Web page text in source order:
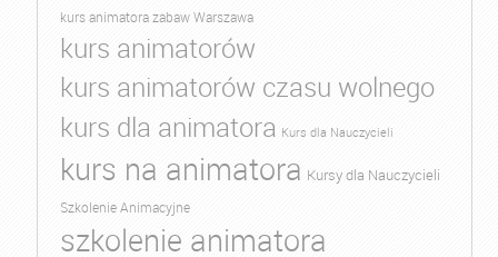
kurs animatora zabaw Warszawa
kurs animatorów
kurs animatorów czasu wolnego
kurs dla animatora Kurs dla Nauczycieli
kurs na animatora Kursy dla Nauczycieli
Szkolenie Animacyjne
szkolenie animatora